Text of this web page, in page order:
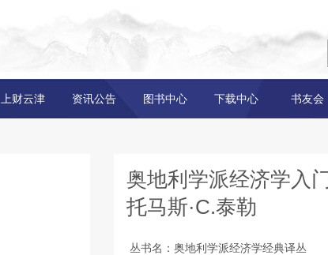
上财云津 资讯公告 图书中心 下载中心 书友会
奥地利学派经济学入
托马斯·C.泰勒
丛书名：奥地利学派经济学经典译丛